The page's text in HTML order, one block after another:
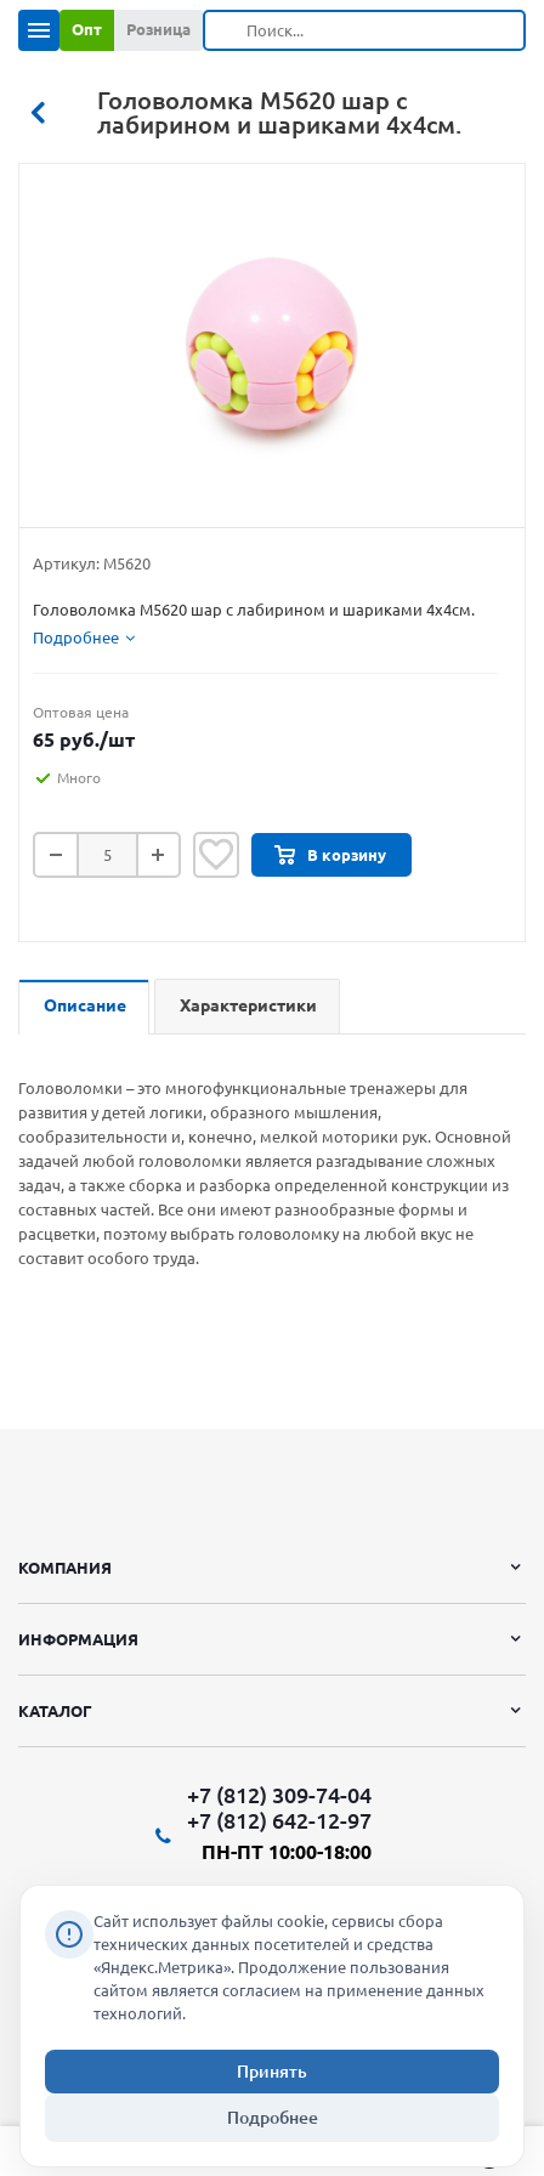
Опт Розница
Головоломка M5620 шар с
лабирином и шариками 4х4см.
Артикул: M5620
Головоломка M5620 шар с лабирином и шариками 4х4см.
Подробнее
Оптовая цена
65 руб./шт
Много
В корзину
Описание Характеристики
Головоломки – это многофункциональные тренажеры для
развития у детей логики, образного мышления,
сообразительности и, конечно, мелкой моторики рук. Основной
задачей любой головоломки является разгадывание сложных
задач, а также сборка и разборка определенной конструкции из
составных частей. Все они имеют разнообразные формы и
расцветки, поэтому выбрать головоломку на любой вкус не
составит особого труда.
КОМПАНИЯ
ИНФОРМАЦИЯ
КАТАЛОГ
+7 (812) 309-74-04
+7 (812) 642-12-97
ПН-ПТ 10:00-18:00
Мы в социальных сетях:
2026 © "Молти" - оптовый магазин
info@molti-shop.ru
Сайт использует файлы cookie, сервисы сбора
технических данных посетителей и средства
«Яндекс.Метрика». Продолжение пользования
сайтом является согласием на применение данных
технологий.
Принять
Подробнее